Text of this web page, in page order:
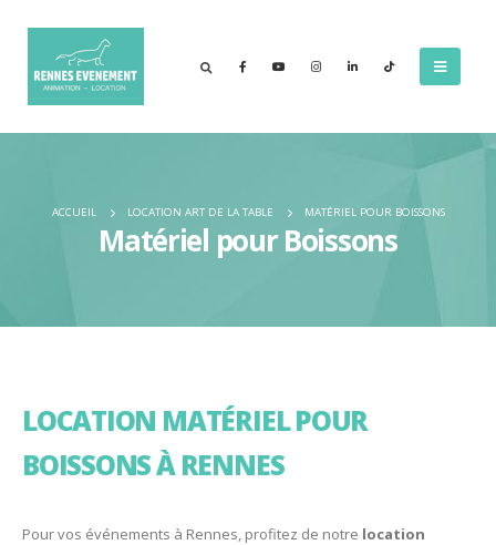
ACCUEIL LOCATION ART DE LA TABLE MATÉRIEL POUR BOISSONS
Matériel pour Boissons
LOCATION MATÉRIEL POUR
BOISSONS À RENNES
Pour vos événements à Rennes, profitez de notre location